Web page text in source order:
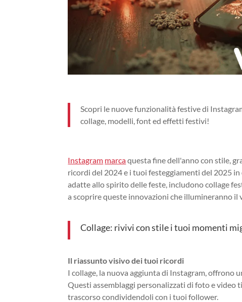
Scopri le nuove funzionalità festive di
collage, modelli, font ed effetti festivi!
Instagram marcaquesta fine dell'anno con stile,
ricordi del 2024 e i tuoi festeggiamenti del 2025
adatte allo spirito delle feste, includono collage
a scoprire queste innovazioni che illumineranno il
Collage: rivivi con stile i tuoi momenti
Il riassunto visivo dei tuoi ricordi
I collage, la nuova aggiunta di Instagram, offrono
Questi assemblaggi personalizzati di foto e
trascorso condividendoli con i tuoi follower.